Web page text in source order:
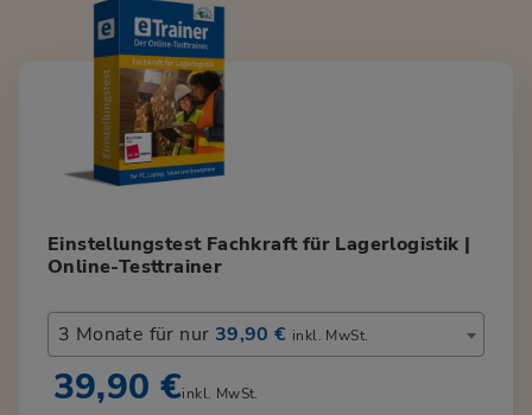
Einstellungstest Fachkraft für Lagerlogistik |
Online-Testtrainer
3 Monate für nur 39,90 € inkl. MwSt.
39,90 €inkl. MwSt.